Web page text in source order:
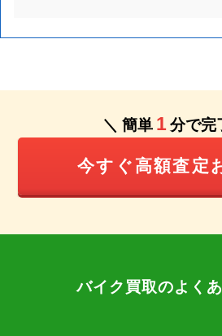
＼ 簡単 1 分で完
今すぐ高額査定
バイク買取のよく